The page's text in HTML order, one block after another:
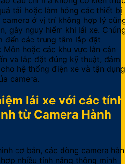
tải hoặc làm hỏng các thiết bị
ở vị trí không hợp lý
gây nguy hiểm khi lái xe.
đến các trung tâm lắp đặt
Môn hoặc các khu vực lân cận
và lắp đặt đúng kỹ thuật, đảm
hệ thống điện xe và tận dụng
camera.
lái xe với các tính
từ Camera Hành
cơ bản, các dòng camera
nhiều tính năng thông minh